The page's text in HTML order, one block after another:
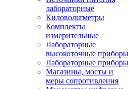
лабораторные
Киловольтметры
Комплекты
измерительные
Лабораторные
высокоточные приборы
Лабораторные приборы
Магазины, мосты и
меры сопротивления